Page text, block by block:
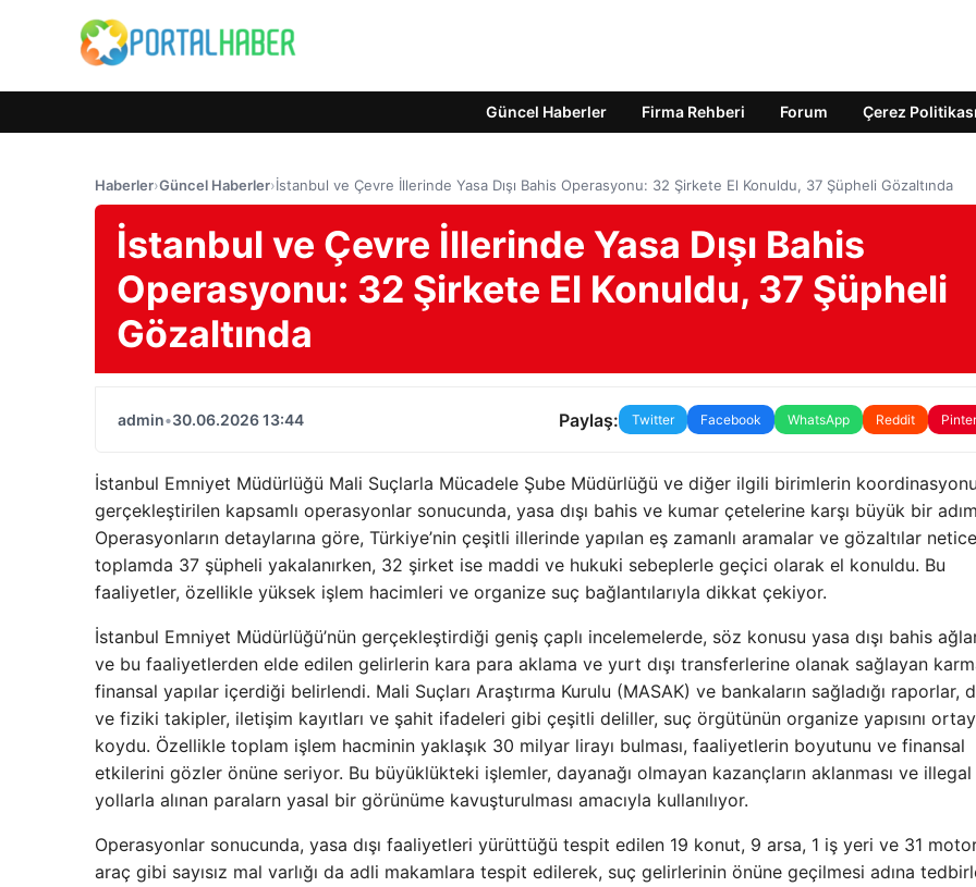
Güncel Haberler Firma Rehberi Forum Çerez Politikası
Haberler›Güncel Haberler›İstanbul ve Çevre İllerinde Yasa Dışı Bahis Operasyonu: 32 Şirkete El Konuldu, 37 Şüpheli Gözaltında
İstanbul ve Çevre İllerinde Yasa Dışı Bahis
Operasyonu: 32 Şirkete El Konuldu, 37 Şüpheli
Gözaltında
admin•30.06.2026 13:44 Paylaş: Twitter Facebook WhatsApp Reddit
İstanbul Emniyet Müdürlüğü Mali Suçlarla Mücadele Şube Müdürlüğü ve diğer ilgili birimlerin
gerçekleştirilen kapsamlı operasyonlar sonucunda, yasa dışı bahis ve kumar çetelerine karşı büyük bir adım
Operasyonların detaylarına göre, Türkiye’nin çeşitli illerinde yapılan eş zamanlı aramalar ve gözaltılar
toplamda 37 şüpheli yakalanırken, 32 şirket ise maddi ve hukuki sebeplerle geçici olarak el konuldu. Bu
faaliyetler, özellikle yüksek işlem hacimleri ve organize suç bağlantılarıyla dikkat çekiyor.
İstanbul Emniyet Müdürlüğü’nün gerçekleştirdiği geniş çaplı incelemelerde, söz konusu yasa dışı bahis
ve bu faaliyetlerden elde edilen gelirlerin kara para aklama ve yurt dışı transferlerine olanak sağlayan
finansal yapılar içerdiği belirlendi. Mali Suçları Araştırma Kurulu (MASAK) ve bankaların sağladığı raporlar,
ve fiziki takipler, iletişim kayıtları ve şahit ifadeleri gibi çeşitli deliller, suç örgütünün organize yapısını
koydu. Özellikle toplam işlem hacminin yaklaşık 30 milyar lirayı bulması, faaliyetlerin boyutunu ve finansal
etkilerini gözler önüne seriyor. Bu büyüklükteki işlemler, dayanağı olmayan kazançların aklanması ve illegal
yollarla alınan paralarn yasal bir görünüme kavuşturulması amacıyla kullanılıyor.
Operasyonlar sonucunda, yasa dışı faaliyetleri yürüttüğü tespit edilen 19 konut, 9 arsa, 1 iş yeri ve 31
araç gibi sayısız mal varlığı da adli makamlara tespit edilerek, suç gelirlerinin önüne geçilmesi adına